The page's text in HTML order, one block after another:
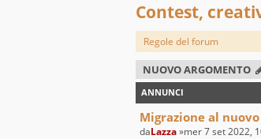
Contest,
Regole del forum
NUOVO ARGOMENTO
ANNUNCI
Migrazione al
daLazza»mer 7 set 2022,